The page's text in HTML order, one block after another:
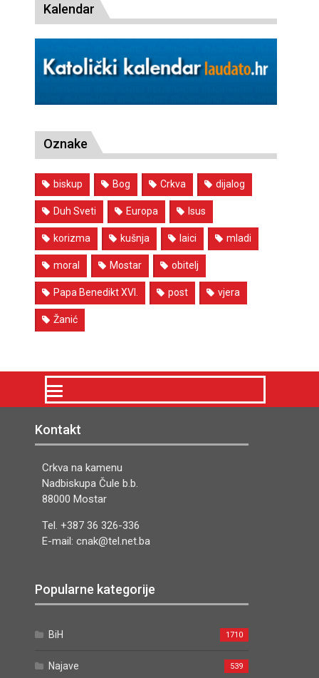
Kalendar
Oznake
biskup Bog Crkva dijalog
Duh Sveti Europa Isus
korizma kušnja laici mladi
moral Mostar obitelj
Papa Benedikt XVI. post vjera
Žanić
Kontakt
Crkva na kamenu
Nadbiskupa Čule b.b.
88000 Mostar
Tel. +387 36 326-336
E-mail: cnak@tel.net.ba
Popularne kategorije
BiH 1710
Najave 539